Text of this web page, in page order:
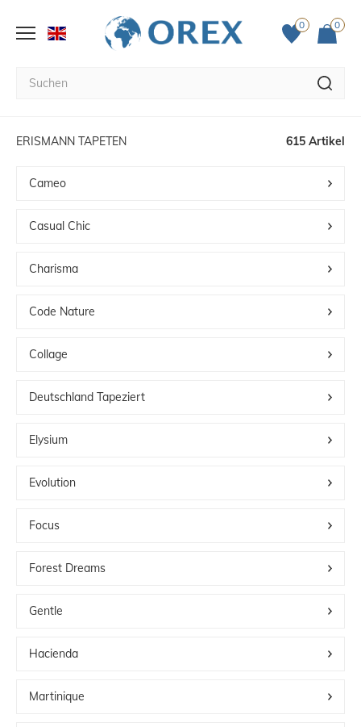
0 0
ERISMANN TAPETEN 615 Artikel
Hacienda
Deutschland Tapeziert
Charisma
Code Nature
Casual Chic
Evolution
Focus
Martinique
Collage
Gentle
Elysium
Cameo
Forest Dreams